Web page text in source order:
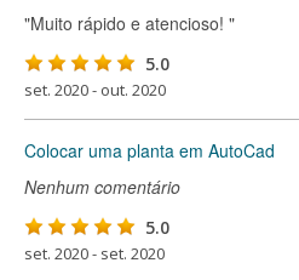
"Muito rápido e atencioso! "
5.0
set. 2020 - out. 2020
Colocar uma planta em AutoCad
Nenhum comentário
5.0
set. 2020 - set. 2020